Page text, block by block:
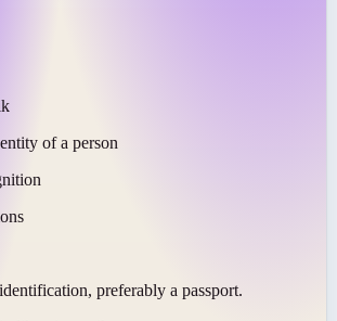
of a person
identification, preferably a passport.